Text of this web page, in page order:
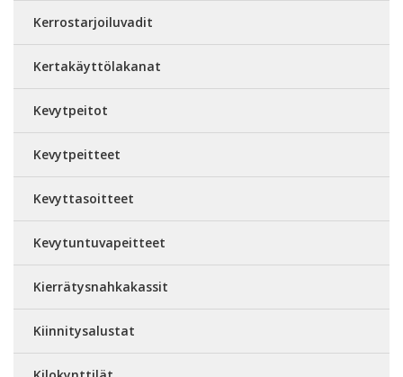
Kerrostarjoiluvadit
Kertakäyttölakanat
Kevytpeitot
Kevytpeitteet
Kevyttasoitteet
Kevytuntuvapeitteet
Kierrätysnahkakassit
Kiinnitysalustat